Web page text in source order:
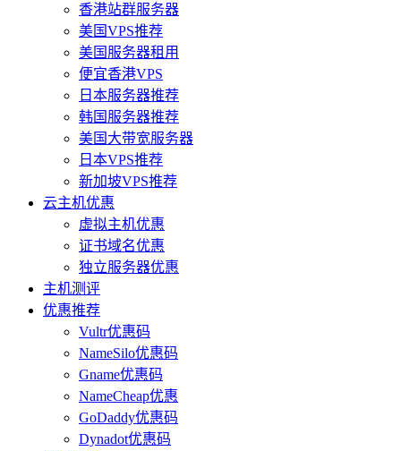
香港站群服务器
美国VPS推荐
美国服务器租用
便宜香港VPS
日本服务器推荐
韩国服务器推荐
美国大带宽服务器
日本VPS推荐
新加坡VPS推荐
云主机优惠
虚拟主机优惠
证书域名优惠
独立服务器优惠
主机测评
优惠推荐
Vultr优惠码
NameSilo优惠码
Gname优惠码
NameCheap优惠
GoDaddy优惠码
Dynadot优惠码